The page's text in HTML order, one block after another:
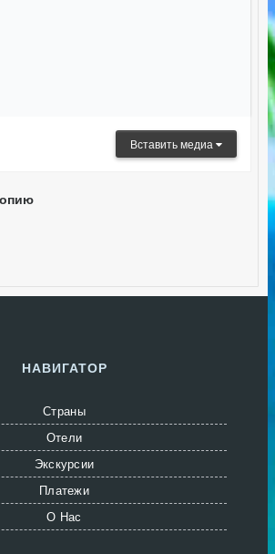
Вставить медиа
НАВИГАТОР
Страны
Отели
Экскурсии
Платежи
О Нас